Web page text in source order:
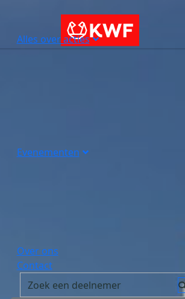
Alles over acties
Evenementen
Over ons
Contact